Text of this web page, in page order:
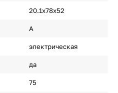
20.1х78х52
A
электрическая
да
75